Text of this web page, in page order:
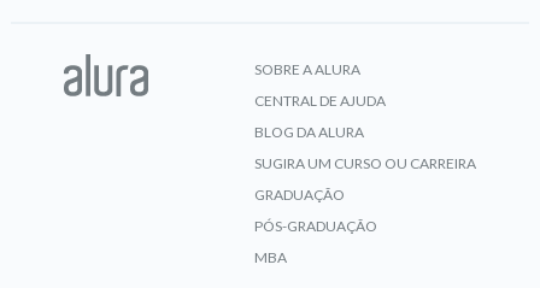
SOBRE A ALURA
CENTRAL DE AJUDA
BLOG DA ALURA
SUGIRA UM CURSO OU CARREIRA
GRADUAÇÃO
PÓS-GRADUAÇÃO
MBA